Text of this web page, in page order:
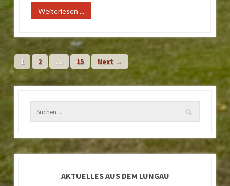
Weiterlesen ...
1 2 … 15 Next →
AKTUELLES AUS DEM LUNGAU